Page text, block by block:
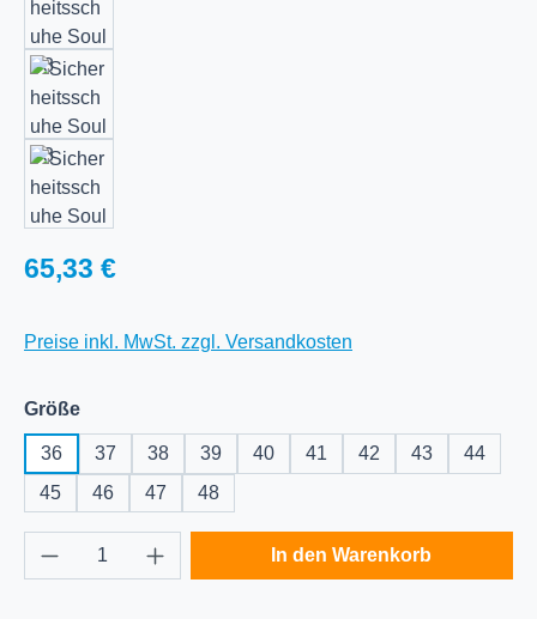
Regulärer Preis:
65,33 €
Preise inkl. MwSt. zzgl. Versandkosten
Größeauswählen
36 37 38 39 40 41 42 43
44
45
46 47 48
Produkt Anzahl: Gib den gewünschten
In den Warenkorb